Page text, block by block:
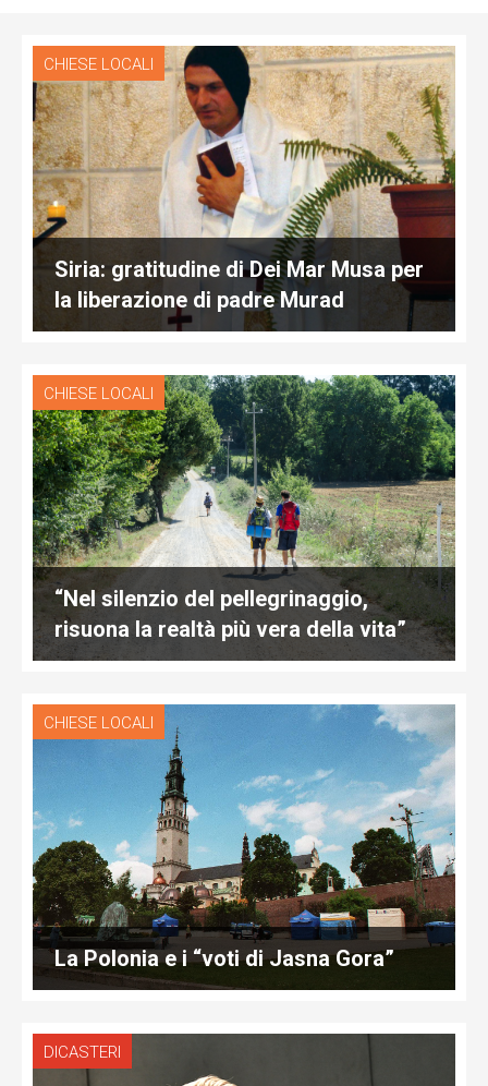
CHIESE LOCALI
Siria: gratitudine di Dei Mar Musa per
la liberazione di padre Murad
CHIESE LOCALI
“Nel silenzio del pellegrinaggio,
risuona la realtà più vera della vita”
CHIESE LOCALI
La Polonia e i “voti di Jasna Gora”
DICASTERI